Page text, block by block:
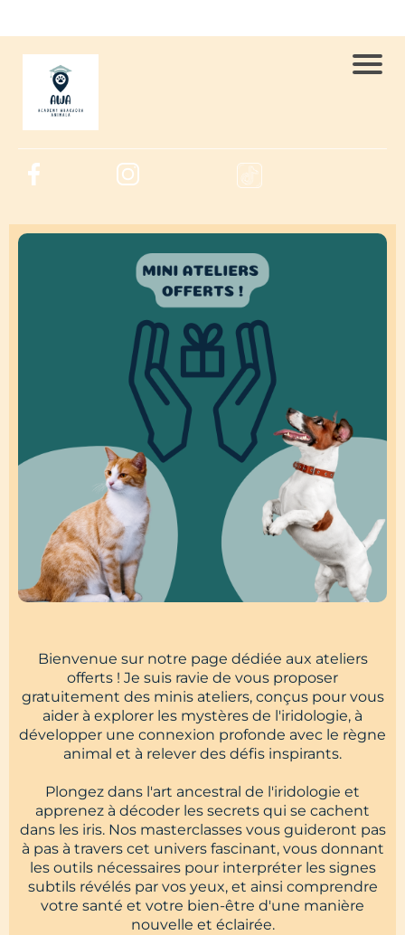
Bienvenue sur notre page dédiée aux ateliers
offerts ! Je suis ravie de vous proposer
gratuitement des minis ateliers, conçus pour vous
aider à explorer les mystères de l'iridologie, à
développer une connexion profonde avec le règne
animal et à relever des défis inspirants.
Plongez dans l'art ancestral de l'iridologie et
apprenez à décoder les secrets qui se cachent
dans les iris. Nos masterclasses vous guideront pas
à pas à travers cet univers fascinant, vous donnant
les outils nécessaires pour interpréter les signes
subtils révélés par vos yeux, et ainsi comprendre
votre santé et votre bien-être d'une manière
nouvelle et éclairée.